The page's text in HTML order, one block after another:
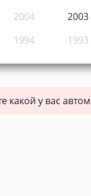
2004 2003
1994 1993
какой у вас